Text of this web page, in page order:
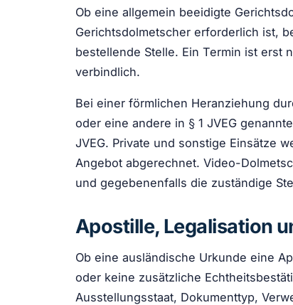
Ob eine allgemein beeidigte
Gerichtsdolmetscher erforderlich ist,
bestellende Stelle. Ein Termin ist erst
verbindlich.
Bei einer förmlichen Heranziehung
oder eine andere in § 1 JVEG
JVEG. Private und sonstige Einsätze
Angebot abgerechnet. Video-
und gegebenenfalls die zuständige
Apostille, Legalisation
Ob eine ausländische Urkunde eine
oder keine zusätzliche
Ausstellungsstaat, Dokumenttyp,